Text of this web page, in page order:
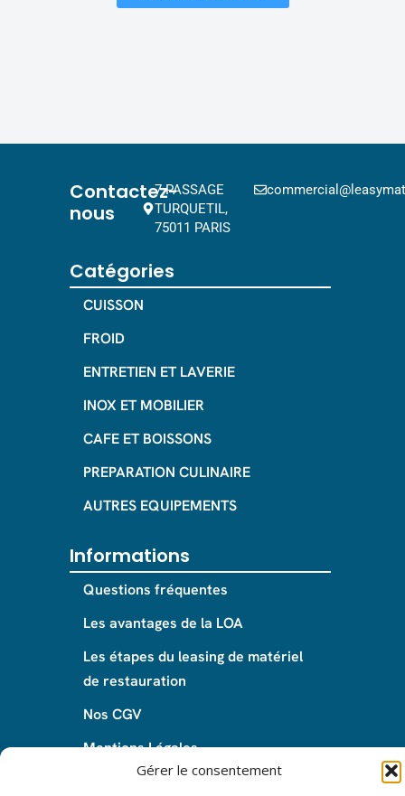
Gérer le consentement
Contactez-
nous
7 PASSAGE
TURQUETIL,
75011 PARIS
Catégories
CUISSON
FROID
ENTRETIEN ET LAVERIE
INOX ET MOBILIER
CAFE ET BOISSONS
PREPARATION CULINAIRE
AUTRES EQUIPEMENTS
Informations
Questions fréquentes
Les avantages de la LOA
Les étapes du leasing de matériel
de restauration
Nos CGV
Mentions Légales
Protection des données – RGPD